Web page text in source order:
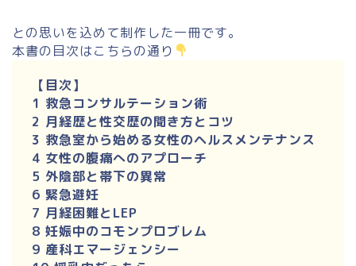
との思いを込めて制作した一冊です。
本書の目次はこちらの通り
【目次】
1 救急コンサルテーション術
2 月経歴と性交歴の聞き方とコツ
3 救急室から始める女性のヘルスメンテナンス
4 女性の腹痛へのアプローチ
5 外陰部と帯下の異常
6 緊急避妊
7 月経困難とLEP
8 妊娠中のコモンプロブレム
9 産科エマージェンシー